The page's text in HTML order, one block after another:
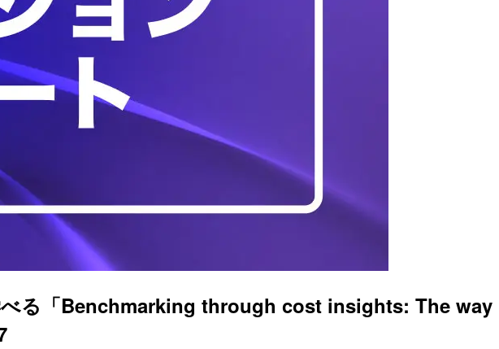
べる「Benchmarking through cost insights: The way